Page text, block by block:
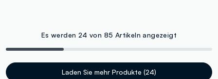
Es werden 24 von 85 Artikeln angezeigt
Laden Sie mehr Produkte (24)